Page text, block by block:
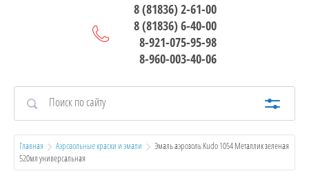
8 (81836) 2-61-00
8 (81836) 6-40-00
8-921-075-95-98
8-960-003-40-06
Главная Аэрозольные краски и эмали
  Эмаль аэрозоль Kudo 1054 Металлик зеленая
520мл универсальная